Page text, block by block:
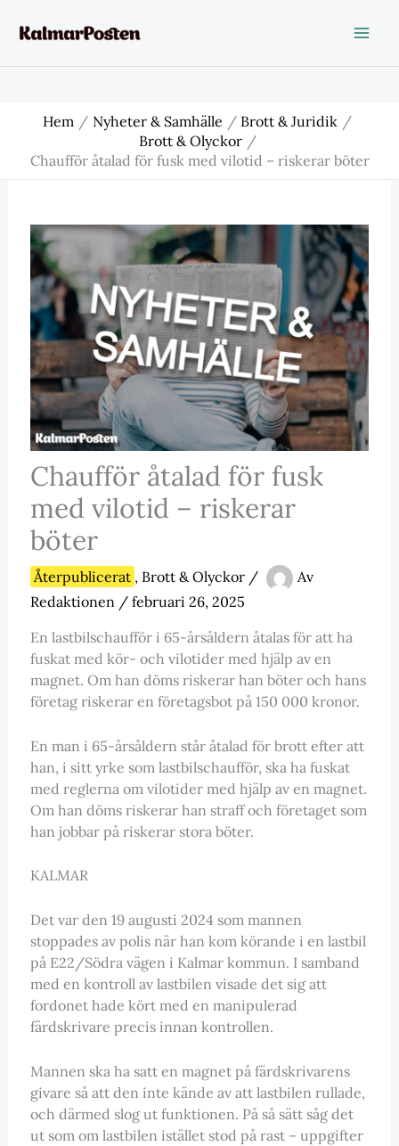
Hem Nyheter & Samhälle
Brott & Juridik
Brott & Olyckor
Chaufför åtalad för fusk med vilotid – riskerar böter
Chaufför åtalad för fusk
med vilotid – riskerar
böter
Återpublicerat , Brott & Olyckor/
Av
Redaktionen / februari 26, 2025
En lastbilschaufför i 65-årsåldern åtalas för att ha
fuskat med kör- och vilotider med hjälp av en
magnet. Om han döms riskerar han böter och hans
företag riskerar en företagsbot på 150 000 kronor.
En man i 65-årsåldern står åtalad för brott efter att
han, i sitt yrke som lastbilschaufför, ska ha fuskat
med reglerna om vilotider med hjälp av en magnet.
Om han döms riskerar han straff och företaget som
han jobbar på riskerar stora böter.
KALMAR
Det var den 19 augusti 2024 som mannen
stoppades av polis när han kom körande i en lastbil
på E22/Södra vägen i Kalmar kommun. I samband
med en kontroll av lastbilen visade det sig att
fordonet hade kört med en manipulerad
färdskrivare precis innan kontrollen.
Mannen ska ha satt en magnet på färdskrivarens
givare så att den inte kände av att lastbilen rullade,
och därmed slog ut funktionen. På så sätt såg det
ut som om lastbilen istället stod på rast – uppgifter